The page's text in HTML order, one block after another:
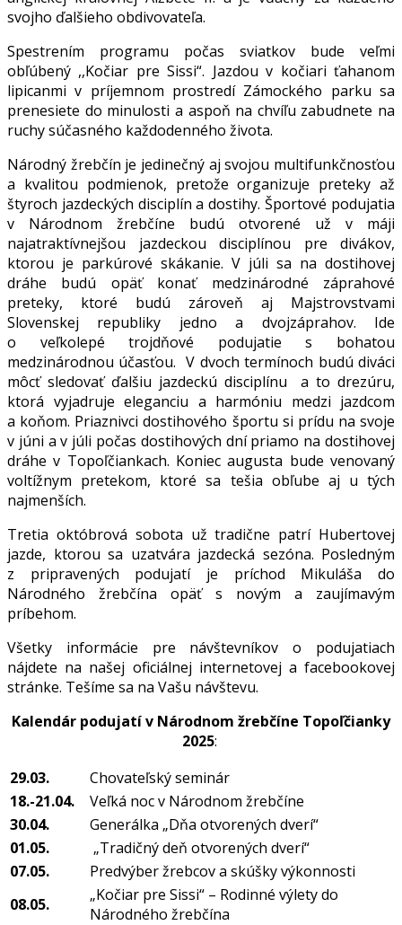
svojho ďalšieho obdivovateľa.
Spestrením programu počas sviatkov bude veľmi
obľúbený ,,Kočiar pre Sissi“. Jazdou v kočiari ťahanom
lipicanmi v príjemnom prostredí Zámockého parku sa
prenesiete do minulosti a aspoň na chvíľu zabudnete na
ruchy súčasného každodenného života.
Národný žrebčín je jedinečný aj svojou multifunkčnosťou
a kvalitou podmienok, pretože organizuje preteky až
štyroch jazdeckých disciplín a dostihy. Športové podujatia
v Národnom žrebčíne budú otvorené už v máji
najatraktívnejšou jazdeckou disciplínou pre divákov,
ktorou je parkúrové skákanie. V júli sa na dostihovej
dráhe budú opäť konať medzinárodné záprahové
preteky, ktoré budú zároveň aj Majstrovstvami
Slovenskej republiky jedno a dvojzáprahov. Ide
o veľkolepé trojdňové podujatie s bohatou
medzinárodnou účasťou. V dvoch termínoch budú diváci
môcť sledovať ďalšiu jazdeckú disciplínu a to drezúru,
ktorá vyjadruje eleganciu a harmóniu medzi jazdcom
a koňom. Priaznivci dostihového športu si prídu na svoje
v júni a v júli počas dostihových dní priamo na dostihovej
dráhe v Topoľčiankach. Koniec augusta bude venovaný
voltížnym pretekom, ktoré sa tešia obľube aj u tých
najmenších.
Tretia októbrová sobota už tradične patrí Hubertovej
jazde, ktorou sa uzatvára jazdecká sezóna. Posledným
z pripravených podujatí je príchod Mikuláša do
Národného žrebčína opäť s novým a zaujímavým
príbehom.
Všetky informácie pre návštevníkov o podujatiach
nájdete na našej oficiálnej internetovej a facebookovej
stránke. Tešíme sa na Vašu návštevu.
Kalendár podujatí v Národnom žrebčíne Topoľčianky
2025:
29.03.
Chovateľský seminár
18.-21.04.
Veľká noc v Národnom žrebčíne
30.04.
Generálka „Dňa otvorených dverí“
01.05.
„Tradičný deň otvorených dverí“
07.05.
Predvýber žrebcov a skúšky výkonnosti
08.05.
„Kočiar pre Sissi“ – Rodinné výlety do
Národného žrebčína